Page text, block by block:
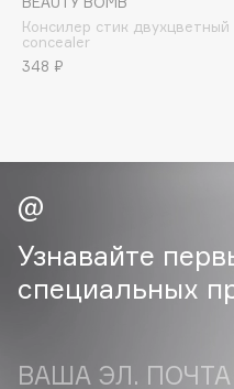
Collagenina
Consly
Corimo
Crescina
Cunzite
D
Консилер стик двухцветный
concealer
348 ₽
Узнавайте
специальных
ВАША ЭЛ. ПОЧТА